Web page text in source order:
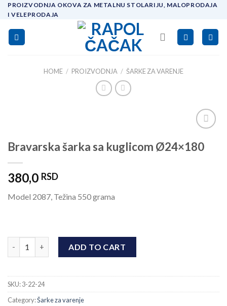
Skip
content
PROIZVODNJA OKOVA ZA METALNU STOLARIJU, MALOPRODAJA
I VELEPRODAJA
HOME / PROIZVODNJA / ŠARKE ZA VARENJE
wishlist
Bravarska šarka sa kuglicom Ø24×180
380,0 RSD
Model 2087, Težina 550 grama
ADD TO CART
SKU:3-22-24
Category:Šarke za varenje